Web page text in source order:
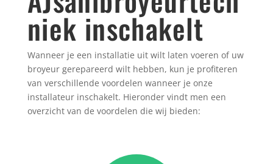
niek inschakelt
Wanneer je een installatie uit wilt laten voeren of uw
broyeur gerepareerd wilt hebben, kun je profiteren
van verschillende voordelen wanneer je onze
installateur inschakelt. Hieronder vindt men een
overzicht van de voordelen die wij bieden: